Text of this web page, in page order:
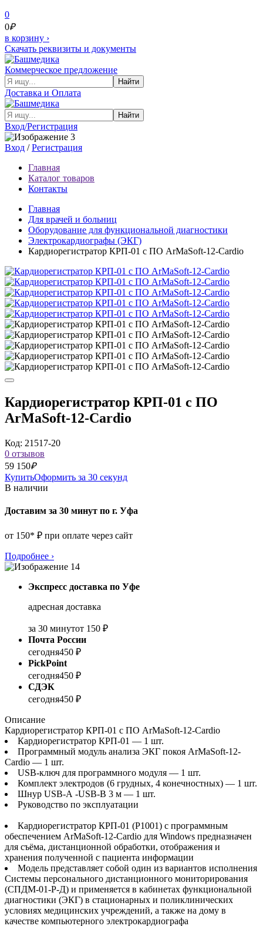
0
0₽
в корзину ›
Скачать реквизиты и документы
Коммерческое предложение
Найти
Доставка и Оплата
Найти
Вход/Регистрация
Вход /Регистрация
Главная
Каталог товаров
Контакты
Главная
Для врачей и больниц
Оборудование для функциональной диагностики
Электрокардиографы (ЭКГ)
Кардиорегистратор КРП-01 с ПО ArMaSoft-12-Cardio
Кардиорегистратор КРП-01 с ПО
ArMaSoft-12-Cardio
Код: 21517-20
0 отзывов
59 150₽
КупитьОформить за 30 секунд
В наличии
Доставим за 30 минут по г. Уфа
от 150* ₽ при оплате через сайт
Подробнее ›
Экспресс доставка по Уфе
адресная доставка
за 30 минутот 150 ₽
Почта России
сегодня450 ₽
PickPoint
сегодня450 ₽
СДЭК
сегодня450 ₽
Описание
Кардиорегистратор КРП-01 с ПО ArMaSoft-12-Cardio
Кардиорегистратор КРП-01 — 1 шт.
Программный модуль анализа ЭКГ покоя ArMaSoft-12-
Cardio — 1 шт.
USB-ключ для программного модуля — 1 шт.
Комплект электродов (6 грудных, 4 конечностных) — 1 шт.
Шнур USB-А -USB-В 3 м — 1 шт.
Руководство по эксплуатации
Кардиорегистратор КРП-01 (P1001) с программным
обеспечением ArMaSoft-12-Cardio для Windows предназначен
для съёма, дистанционной обработки, отображения и
хранения полученной с пациента информации
Модель представляет собой один из вариантов исполнения
Системы персонального дистанционного мониторирования
(СПДМ-01-Р-Д) и применяется в кабинетах функциональной
диагностики (ЭКГ) в стационарных и поликлинических
условиях медицинских учреждений, а также на дому в
качестве компьютерного электрокардиографа